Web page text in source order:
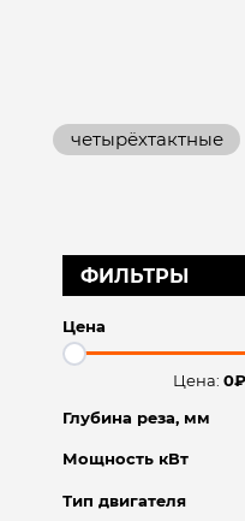
четырёхтактные
ФИЛЬТРЫ
Цена
Цена: 0₽
Глубина реза, мм
Мощность кВт
Тип двигателя